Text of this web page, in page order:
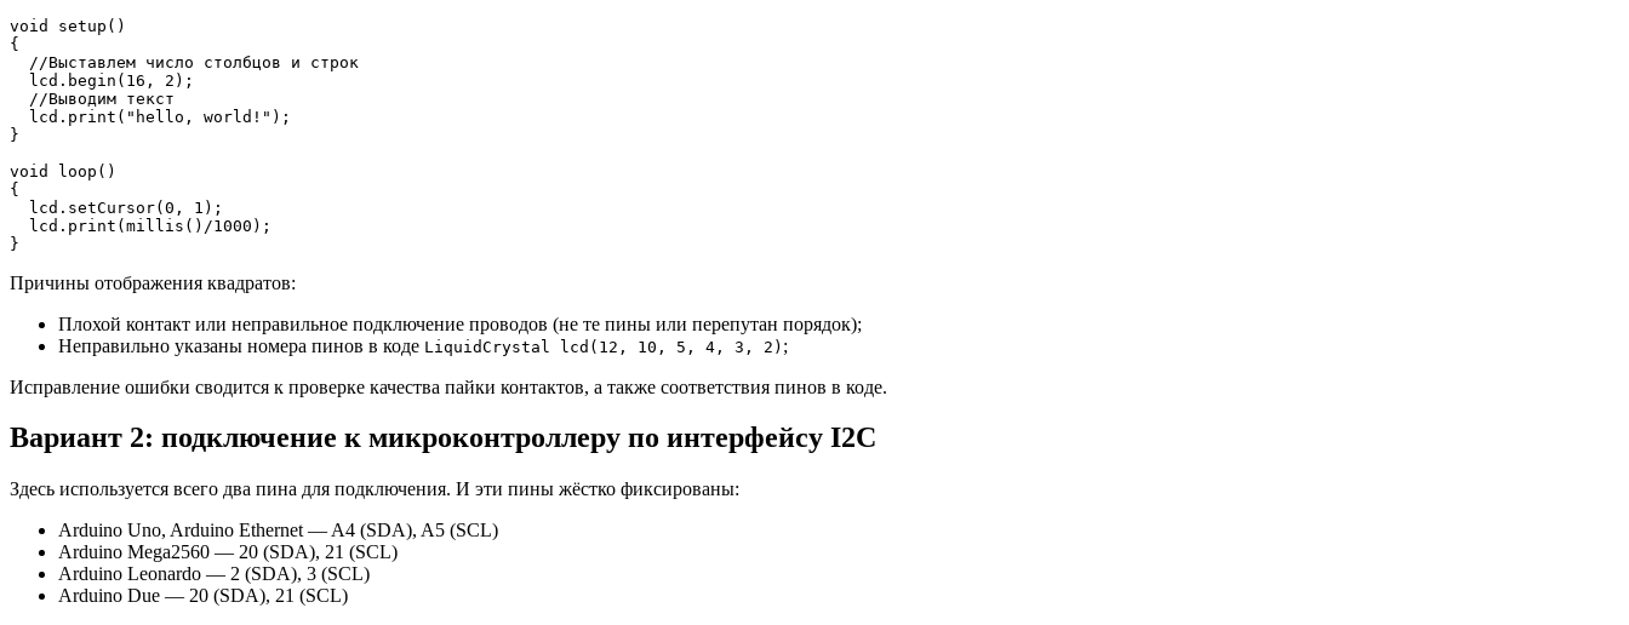
void
setup ( )
{
//Выставлем число столбцов и строк
  lcd.
begin ( 16 , 2 ) ;
//Выводим текст
  lcd.
print ( "hello, world!" ) ;
}
void
loop ( )
{
  lcd.
setCursor(0 , 1 ) ;
  lcd.
print (millis ( ) /1000 ) ;
}
Причины отображения квадратов:
Плохой контакт или неправильное подключение проводов (не те пины или перепутан порядок);
Неправильно указаны номера пинов в коде LiquidCrystal lcd(12, 10, 5, 4, 3, 2) ;
Исправление ошибки сводится к проверке качества пайки контактов, а также соответствия пинов в коде.
Вариант 2: подключение к микроконтроллеру по интерфейсу I2C
Здесь используется всего два пина для подключения. И эти пины жёстко фиксированы:
Arduino Uno, Arduino Ethernet — A4 (SDA), A5 (SCL)
Arduino Mega2560 — 20 (SDA), 21 (SCL)
Arduino Leonardo — 2 (SDA), 3 (SCL)
Arduino Due — 20 (SDA), 21 (SCL)